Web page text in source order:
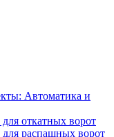
Автоматика и
откатных ворот
распашных ворот